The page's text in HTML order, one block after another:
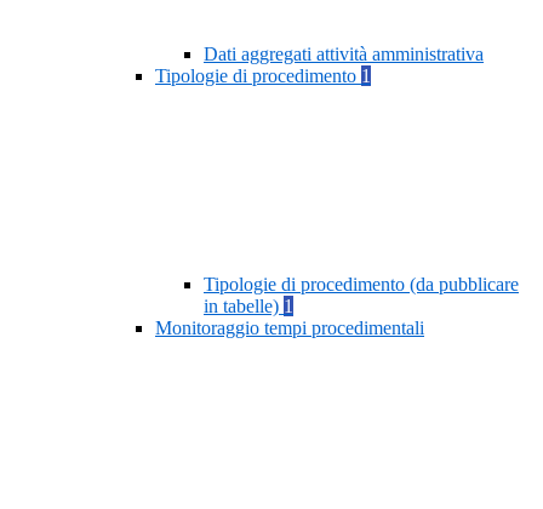
Dati aggregati attività amministrativa
Tipologie di procedimento 1
Tipologie di procedimento (da pubblicare
in tabelle) 1
Monitoraggio tempi procedimentali